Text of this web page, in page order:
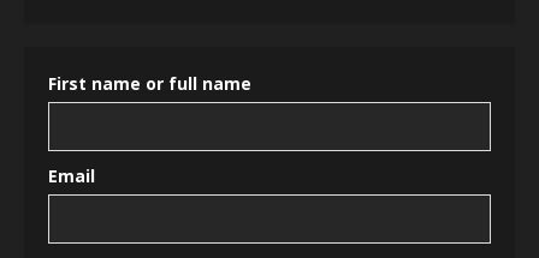
First name or full name
Email